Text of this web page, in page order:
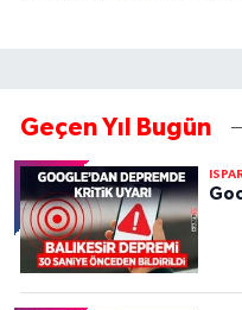
Geçen Yıl Bugün